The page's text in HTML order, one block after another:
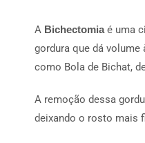
A Bichectomiaé uma
gordura que dá volume
como Bola de Bichat,
A remoção dessa
deixando o rosto mais